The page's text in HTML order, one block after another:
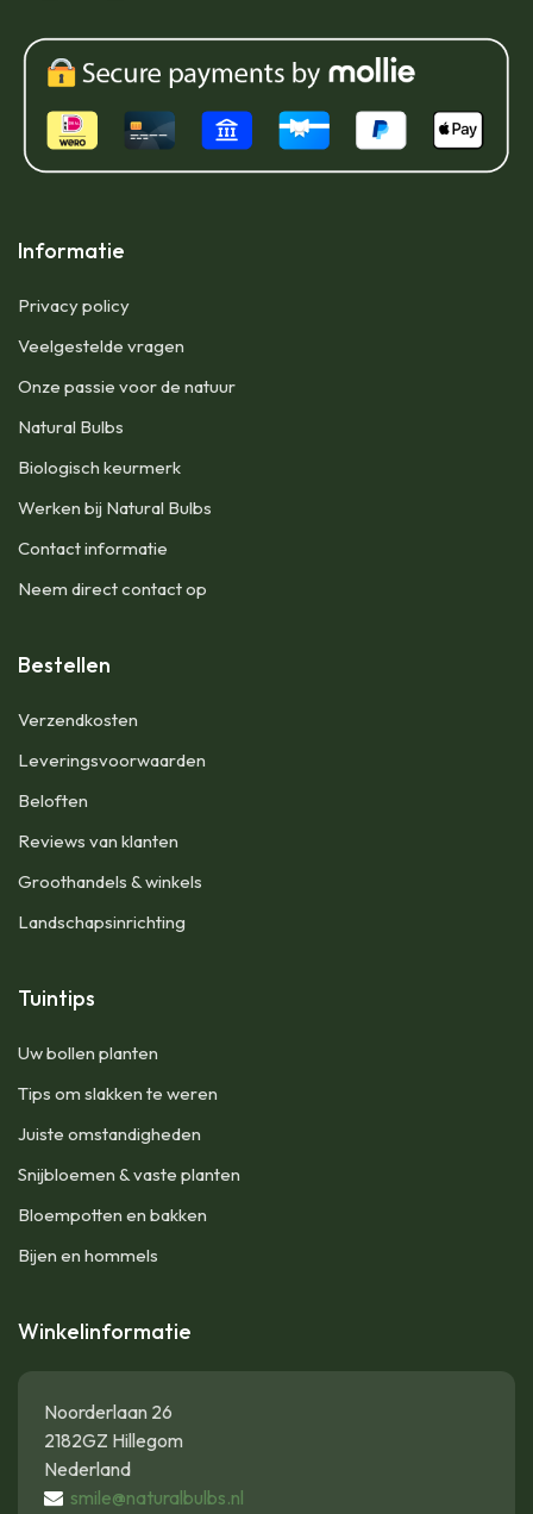
Informatie
Privacy policy
Veelgestelde vragen
Onze passie voor de natuur
Natural Bulbs
Biologisch keurmerk
Werken bij Natural Bulbs
Contact informatie
Neem direct contact op
Bestellen
Verzendkosten
Leveringsvoorwaarden
Beloften
Reviews van klanten
Groothandels & winkels
Landschapsinrichting
Tuintips
Uw bollen planten
Tips om slakken te weren
Juiste omstandigheden
Snijbloemen & vaste planten
Bloempotten en bakken
Bijen en hommels
Winkelinformatie
Noorderlaan 26
2182GZ Hillegom
Nederland
smile@naturalbulbs.nl